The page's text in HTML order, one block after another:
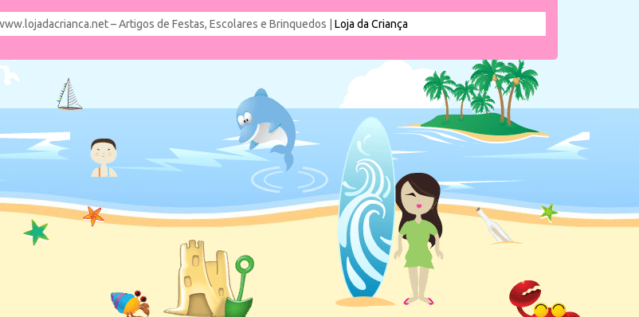
– Artigos de Festas, Escolares e Brinquedos | Loja da Criança